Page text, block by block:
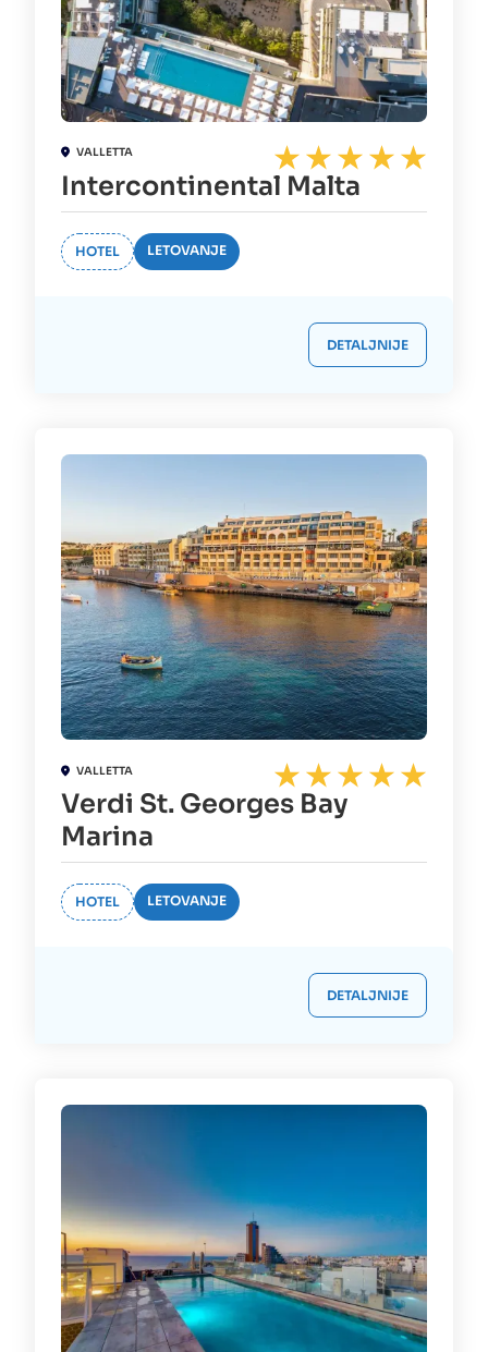
VALLETTA
Intercontinental Malta
HOTEL LETOVANJE
DETALJNIJE
VALLETTA
Verdi St. Georges Bay
Marina
HOTEL LETOVANJE
DETALJNIJE